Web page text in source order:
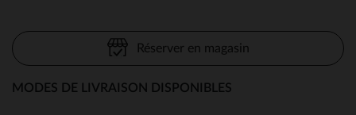
Réserver en magasin
MODES DE LIVRAISON DISPONIBLES